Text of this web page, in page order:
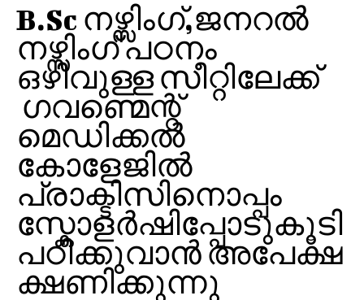
B.Sc നഴ്സിംഗ്,ജനറൽ
നഴ്സിംഗ് പഠനം
ഒഴിവുള്ള സീറ്റിലേക്ക്
ഗവണ്മെന്റ്
മെഡിക്കൽ
കോളേജിൽ
പ്രാക്ടിസിനൊപ്പം
സ്കോളർഷിപ്പോടുകൂടി
പഠിക്കുവാൻ അപേക്ഷ
ക്ഷണിക്കുന്നു